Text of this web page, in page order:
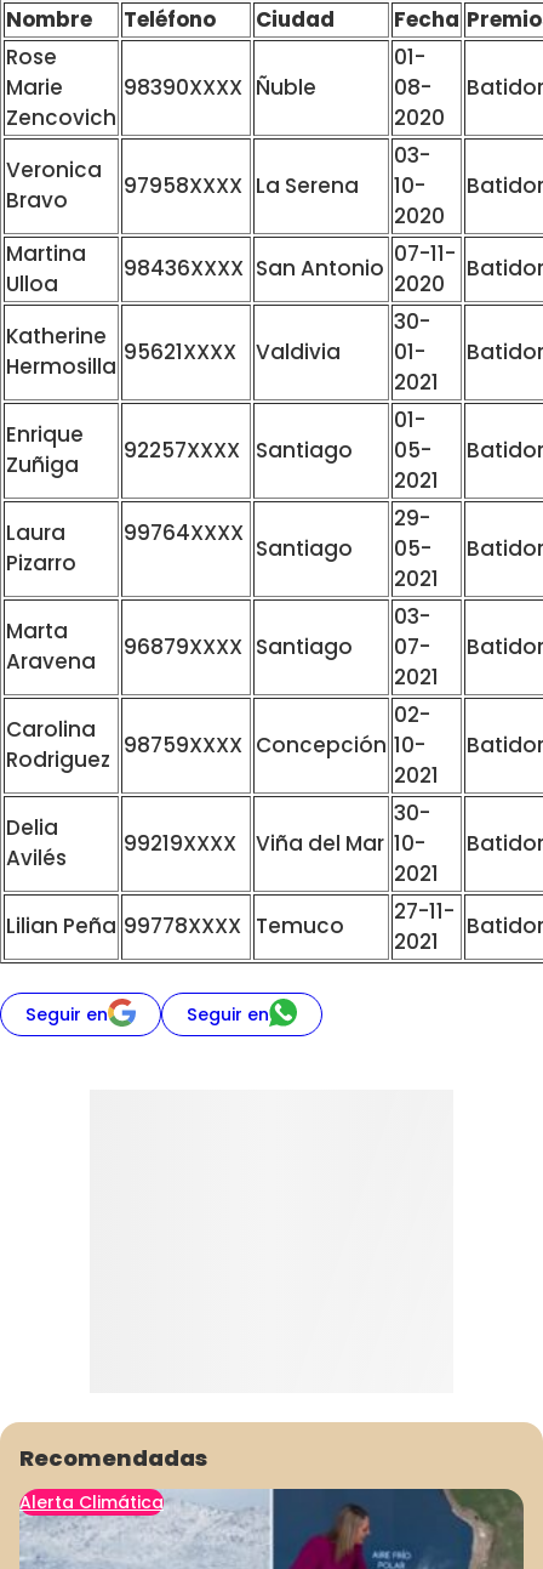
Nombre
Teléfono Ciudad Fecha
Rose
Marie
Zencovich
98390XXXX Ñuble
01-
08-
2020
Veronica
Bravo
97958XXXX La Serena
03-
10-
2020
Martina
Ulloa
98436XXXX San Antonio 07-11-
2020
Katherine
Hermosilla 95621XXXX Valdivia
30-
01-
2021
Enrique
Zuñiga
92257XXXX Santiago
01-
05-
2021
Laura
Pizarro
99764XXXX
Santiago
29-
05-
2021
Marta
Aravena
96879XXXX Santiago
03-
07-
2021
Carolina
Rodriguez 98759XXXX Concepción
02-
10-
2021
Delia
Avilés
99219XXXX Viña del Mar
30-
10-
2021
Lilian Peña 99778XXXX Temuco
27-11-
2021
Seguir en Seguir en
Recomendadas
Alerta Climática